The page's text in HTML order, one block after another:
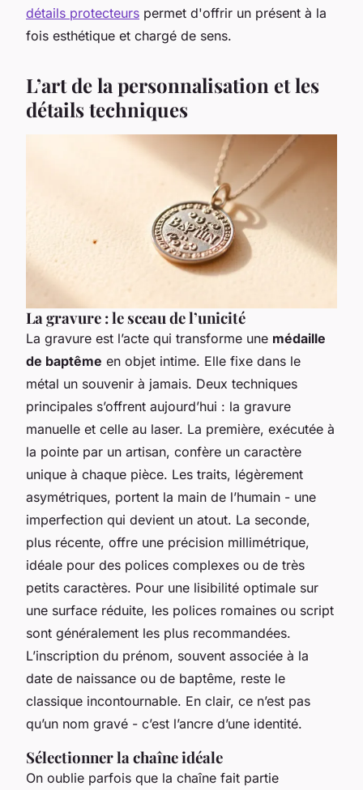
détails protecteurs permet d'offrir un présent à la
fois esthétique et chargé de sens.
L’art de la personnalisation et les
détails techniques
La gravure : le sceau de l’unicité
La gravure est l’acte qui transforme une médaille
de baptême en objet intime. Elle fixe dans le
métal un souvenir à jamais. Deux techniques
principales s’offrent aujourd’hui : la gravure
manuelle et celle au laser. La première, exécutée à
la pointe par un artisan, confère un caractère
unique à chaque pièce. Les traits, légèrement
asymétriques, portent la main de l’humain - une
imperfection qui devient un atout. La seconde,
plus récente, offre une précision millimétrique,
idéale pour des polices complexes ou de très
petits caractères. Pour une lisibilité optimale sur
une surface réduite, les polices romaines ou script
sont généralement les plus recommandées.
L’inscription du prénom, souvent associée à la
date de naissance ou de baptême, reste le
classique incontournable. En clair, ce n’est pas
qu’un nom gravé - c’est l’ancre d’une identité.
Sélectionner la chaîne idéale
On oublie parfois que la chaîne fait partie